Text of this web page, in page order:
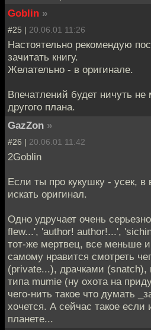
Goblin »
#25 | 20.06.01 11:26
Настоятельно рекомендую
зачитать книгу.
Желательно - в оригинале.
Впечатлений будет ничуть
другого плана.
GazZon »
#26 | 20.06.01 11:42
2Goblin
Если ты про кукушку - усек,
искать оригинал.
Одно удручает очень
flew...', 'author! author!...',
тот-же мертвец, все меньше
самому нравится смотреть
(private...), драчками
типа mumie (ну охота на
чего-нить такое что думать
хочется. А сейчас такое
планете...